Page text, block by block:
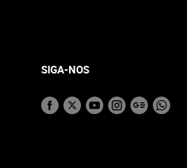
SIGA-NOS